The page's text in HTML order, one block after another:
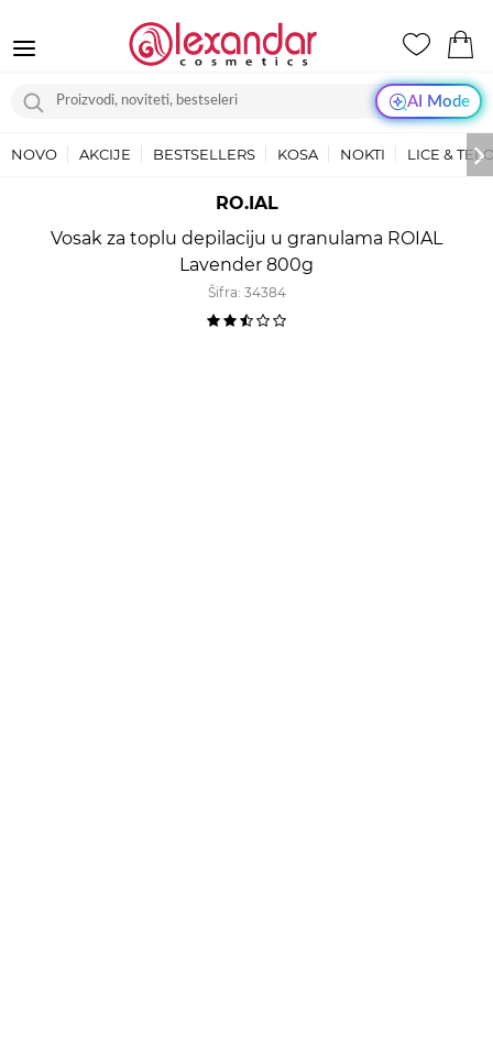
AI Mode
NOVO AKCIJE BESTSELLERS KOSA NOKTI LICE &
RO.IAL
Vosak za toplu depilaciju u granulama ROIAL
Lavender 800g
Šifra: 34384